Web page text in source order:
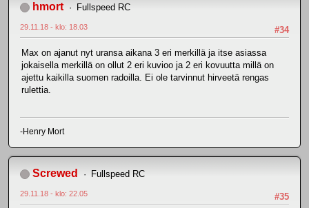
hmort Fullspeed RC
#34
29.11.18 - klo: 18.03
Max on ajanut nyt uransa aikana 3 eri merkillä ja itse asiassa
jokaisella merkillä on ollut 2 eri kuvioo ja 2 eri kovuutta millä on
ajettu kaikilla suomen radoilla. Ei ole tarvinnut hirveetä rengas
rulettia.
-Henry Mort
Screwed Fullspeed RC
#35
29.11.18 - klo: 22.05